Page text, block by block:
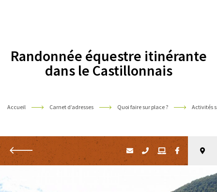
Randonnée équestre itinérante
dans le Castillonnais
Accueil Carnet d’adresses Quoi faire sur place ? Activités
Retour